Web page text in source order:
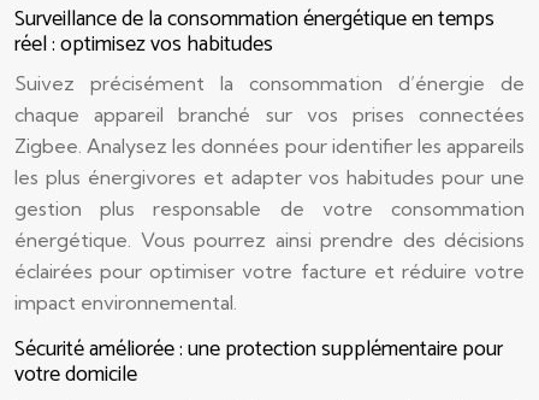
Surveillance de la consommation énergétique en temps
réel : optimisez vos habitudes
Suivez précisément la consommation d’énergie de
chaque appareil branché sur vos prises connectées
Zigbee. Analysez les données pour identifier les appareils
les plus énergivores et adapter vos habitudes pour une
gestion plus responsable de votre consommation
énergétique. Vous pourrez ainsi prendre des décisions
éclairées pour optimiser votre facture et réduire votre
impact environnemental.
Sécurité améliorée : une protection supplémentaire pour
votre domicile